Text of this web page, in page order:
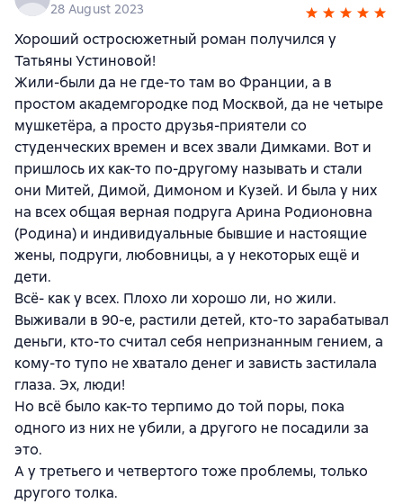
28 August 2023
Хороший остросюжетный роман получился у
Татьяны Устиновой!
Жили-были да не где-то там во Франции, а в
простом академгородке под Москвой, да не четыре
мушкетёра, а просто друзья-приятели со
студенческих времен и всех звали Димками. Вот и
пришлось их как-то по-другому называть и стали
они Митей, Димой, Димоном и Кузей. И была у них
на всех общая верная подруга Арина Родионовна
(Родина) и индивидуальные бывшие и настоящие
жены, подруги, любовницы, а у некоторых ещё и
дети.
Всё- как у всех. Плохо ли хорошо ли, но жили.
Выживали в 90-е, растили детей, кто-то зарабатывал
деньги, кто-то считал себя непризнанным гением, а
кому-то тупо не хватало денег и зависть застилала
глаза. Эх, люди!
Но всё было как-то терпимо до той поры, пока
одного из них не убили, а другого не посадили за
это.
А у третьего и четвертого тоже проблемы, только
другого толка.